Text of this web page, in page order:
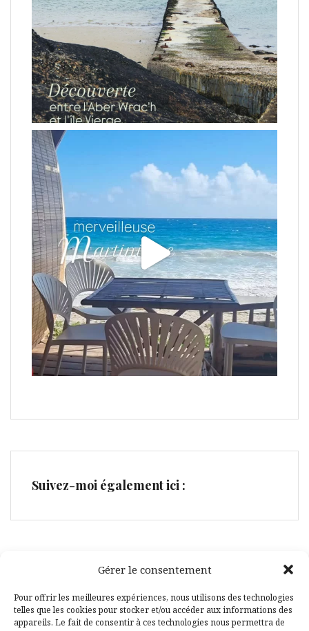
Gérer le consentement
Pour offrir les meilleures expériences, nous utilisons des technologies
telles que les cookies pour stocker et/ou accéder aux informations des
appareils. Le fait de consentir à ces technologies nous permettra de
Suivez-moi également ici :
Facebook
Pinterest